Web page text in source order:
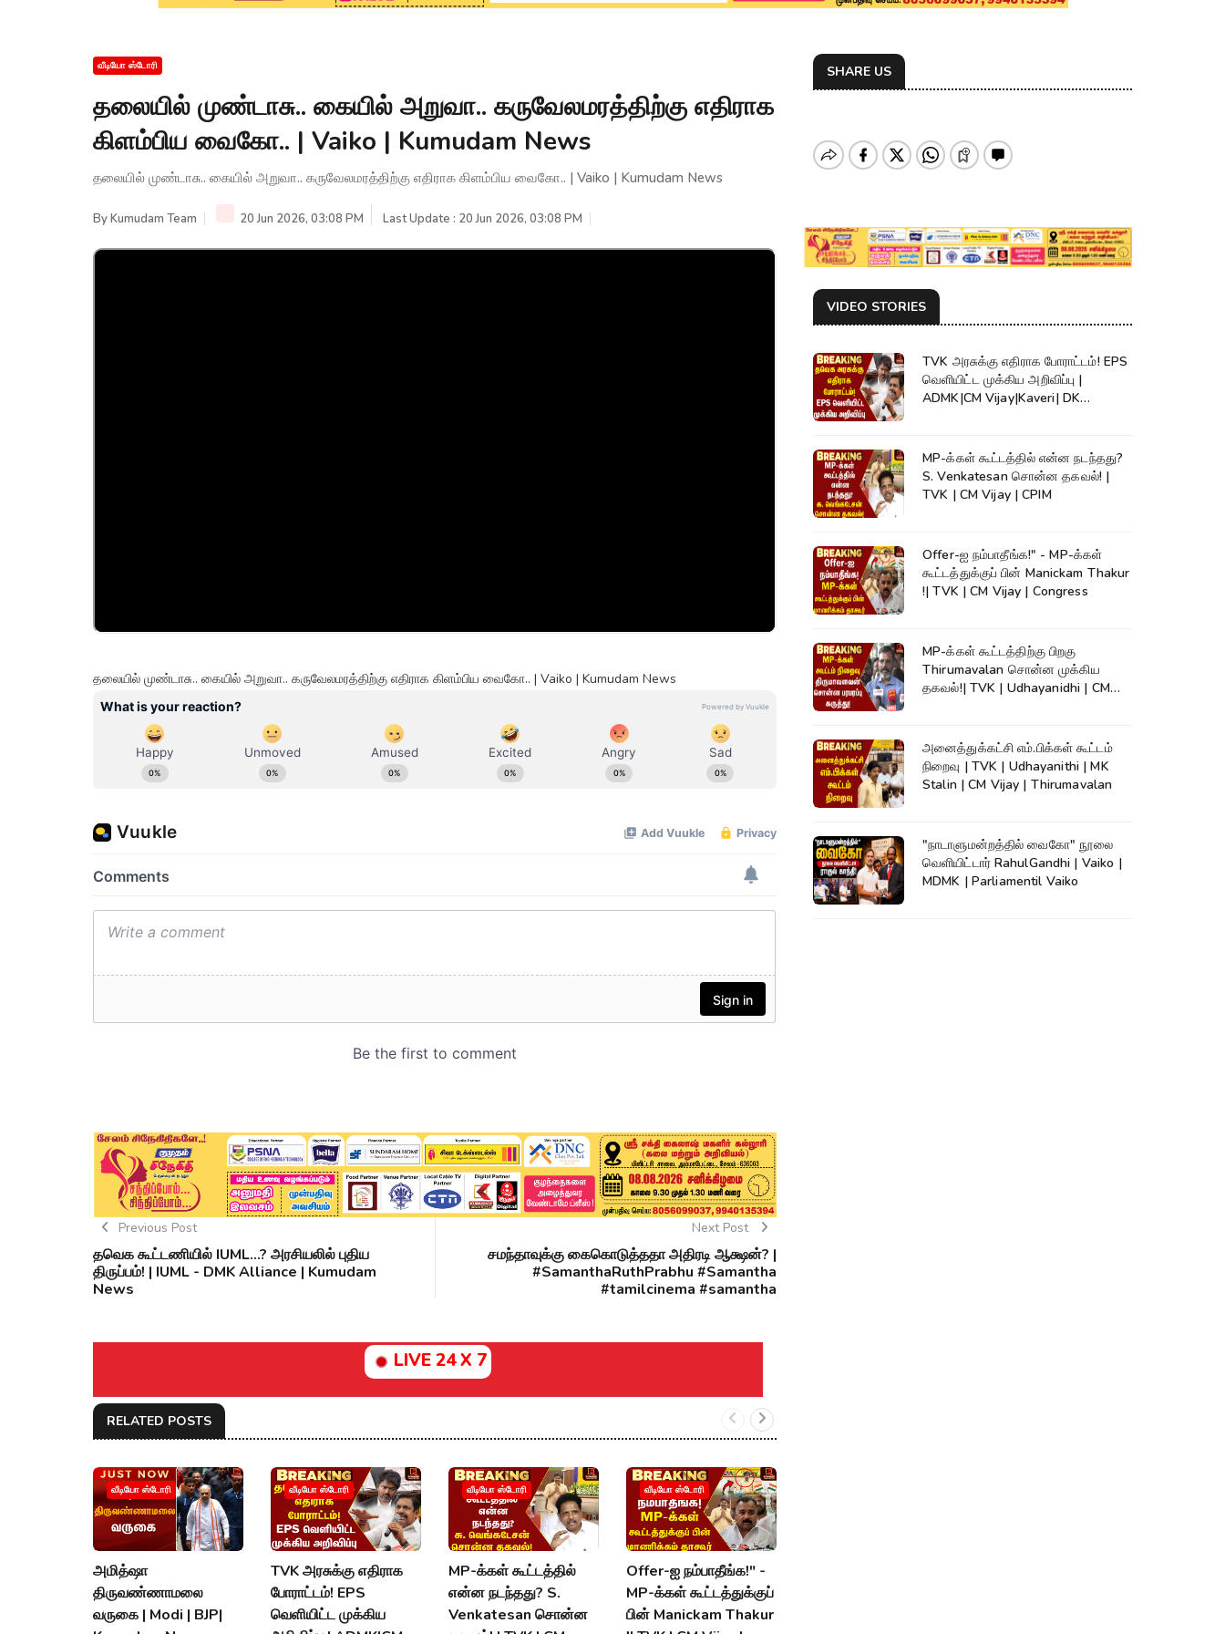
வீடியோ ஸ்டோரி
தலையில் முண்டாசு.. கையில் அறுவா.. கருவேலமரத்திற்கு எதிராக
கிளம்பிய வைகோ.. | Vaiko | Kumudam News
தலையில் முண்டாசு.. கையில் அறுவா.. கருவேலமரத்திற்கு எதிராக கிளம்பிய வைகோ.. | Vaiko | Kumudam News
ByKumudam Team 20 Jun 2026, 03:08 PM Last Update : 20 Jun 2026, 03:08 PM
தலையில் முண்டாசு.. கையில் அறுவா.. கருவேலமரத்திற்கு எதிராக கிளம்பிய வைகோ.. | Vaiko | Kumudam News
Previous Post
தவெக கூட்டணியில் IUML...? அரசியலில் புதிய
திருப்பம்! | IUML - DMK Alliance | Kumudam
News
Next Post
சமந்தாவுக்கு கைகொடுத்ததா அதிரடி ஆக்ஷன்? |
#SamanthaRuthPrabhu #Samantha
#tamilcinema #samantha
LIVE 24 X 7
RELATED POSTS
வீடியோ ஸ்டோரி
அமித்ஷா
திருவண்ணாமலை
வருகை | Modi | BJP|
வீடியோ ஸ்டோரி
TVK அரசுக்கு எதிராக
போராட்டம்! EPS
வெளியிட்ட முக்கிய
வீடியோ ஸ்டோரி
MP-க்கள் கூட்டத்தில்
என்ன நடந்தது? S.
Venkatesan சொன்ன
வீடியோ ஸ்டோரி
Offer-ஐ நம்பாதீங்க!" -
MP-க்கள் கூட்டத்துக்குப்
பின் Manickam Thakur
SHARE US
VIDEO STORIES
TVK அரசுக்கு எதிராக போராட்டம்! EPS
வெளியிட்ட முக்கிய அறிவிப்பு |
ADMK|CM Vijay|Kaveri| DK
MP-க்கள் கூட்டத்தில் என்ன நடந்தது?
S. Venkatesan சொன்ன தகவல்! |
TVK | CM Vijay | CPIM
Offer-ஐ நம்பாதீங்க!" - MP-க்கள்
கூட்டத்துக்குப் பின் Manickam Thakur
!| TVK | CM Vijay | Congress
MP-க்கள் கூட்டத்திற்கு பிறகு
Thirumavalan சொன்ன முக்கிய
தகவல்!| TVK | Udhayanidhi | CM
அனைத்துக்கட்சி எம்.பிக்கள் கூட்டம்
நிறைவு | TVK | Udhayanithi | MK
Stalin | CM Vijay | Thirumavalan
"நாடாளுமன்றத்தில் வைகோ" நூலை
வெளியிட்டார் RahulGandhi | Vaiko |
MDMK | Parliamentil Vaiko